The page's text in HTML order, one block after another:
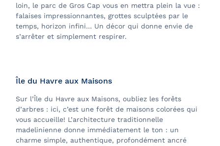
loin, le parc de Gros Cap vous en mettra plein la vue :
falaises impressionnantes, grottes sculptées par le
temps, horizon infini… Un décor qui donne envie de
s’arrêter et simplement respirer.
Île du Havre aux Maisons
Sur l’Île du Havre aux Maisons, oubliez les forêts
d’arbres : ici, c’est une forêt de maisons colorées qui
vous accueille! L’architecture traditionnelle
madelinienne donne immédiatement le ton : un
charme simple, authentique, profondément ancré